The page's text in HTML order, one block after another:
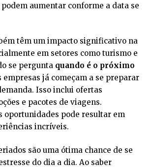
aumentar conforme a data se
têm um impacto significativo na
em setores como turismo e
se pergunta quando é o próximo
empresas já começam a se preparar
Isso inclui ofertas
e pacotes de viagens.
oportunidades pode resultar em
incríveis.
são uma ótima chance de se
do dia a dia. Ao saber